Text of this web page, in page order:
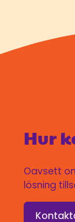
Hur
Oavsett
lösning